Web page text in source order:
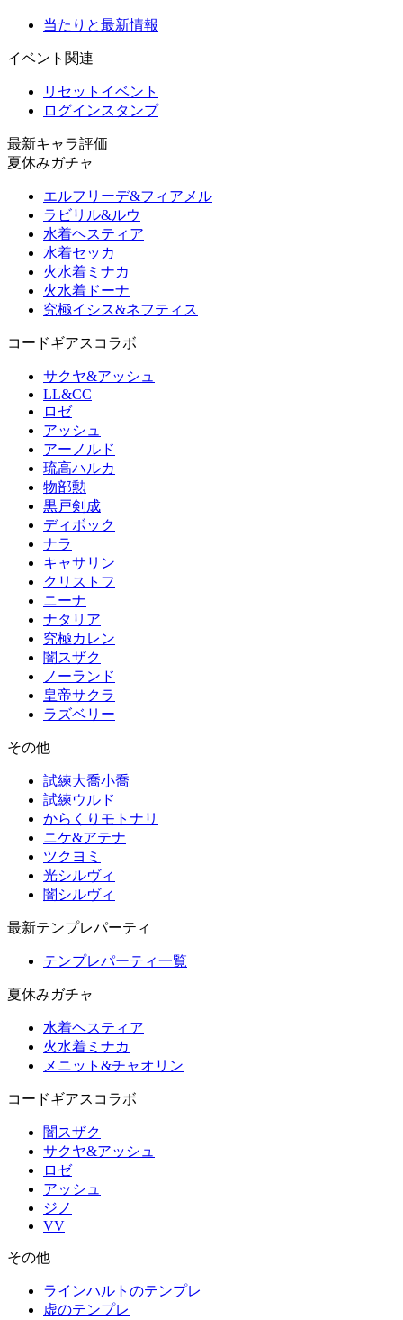
当たりと最新情報
イベント関連
リセットイベント
ログインスタンプ
最新キャラ評価
夏休みガチャ
エルフリーデ&フィアメル
ラビリル&ルウ
水着ヘスティア
水着セッカ
火水着ミナカ
火水着ドーナ
究極イシス&ネフティス
コードギアスコラボ
サクヤ&アッシュ
LL&CC
ロゼ
アッシュ
アーノルド
琉高ハルカ
物部勲
黒戸剣成
ディボック
ナラ
キャサリン
クリストフ
ニーナ
ナタリア
究極カレン
闇スザク
ノーランド
皇帝サクラ
ラズベリー
その他
試練大喬小喬
試練ウルド
からくりモトナリ
ニケ&アテナ
ツクヨミ
光シルヴィ
闇シルヴィ
最新テンプレパーティ
テンプレパーティ一覧
夏休みガチャ
水着ヘスティア
火水着ミナカ
メニット&チャオリン
コードギアスコラボ
闇スザク
サクヤ&アッシュ
ロゼ
アッシュ
ジノ
VV
その他
ラインハルトのテンプレ
虚のテンプレ